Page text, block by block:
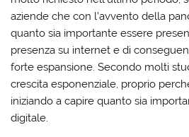
aziende che con l’avvento della
quanto sia importante essere
presenza su internet e di
forte espansione. Secondo molti
crescita esponenziale, proprio
iniziando a capire quanto sia
digitale.